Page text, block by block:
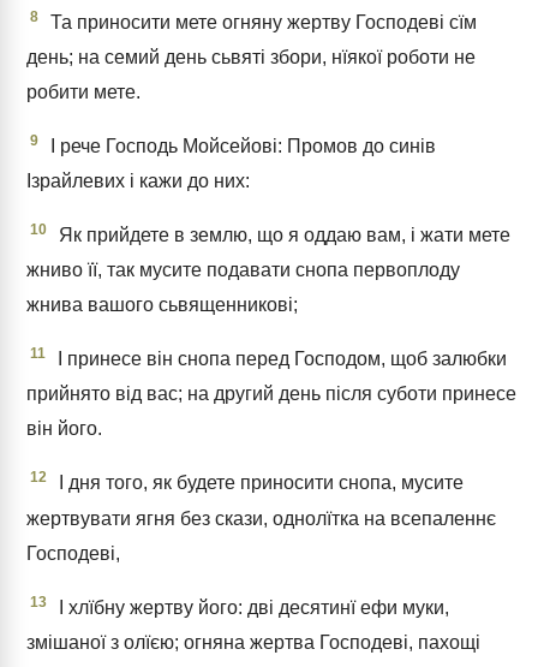
8
Та приносити мете огняну жертву Господеві сїм
день; на семий день сьвяті збори, нїякої роботи не
робити мете.
9
І рече Господь Мойсейові: Промов до синів
Ізрайлевих і кажи до них:
10
Як прийдете в землю, що я оддаю вам, і жати мете
жниво її, так мусите подавати снопа первоплоду
жнива вашого сьвященникові;
11
І принесе він снопа перед Господом, щоб залюбки
прийнято від вас; на другий день після суботи принесе
він його.
12
І дня того, як будете приносити снопа, мусите
жертвувати ягня без скази, однолїтка на всепаленнє
Господеві,
13
І хлїбну жертву його: дві десятинї ефи муки,
змішаної з олїєю; огняна жертва Господеві, пахощі